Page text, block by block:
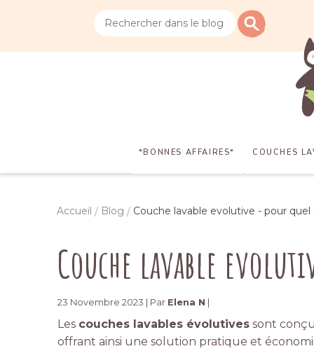
*BONNES AFFAIRES* COUCHES
Accueil Blog Couche lavable evolutive - pour quel
Couche lavable
23 Novembre 2023 | Par Elena N
Les couches lavables évolutives sont
offrant ainsi une solution pratique et